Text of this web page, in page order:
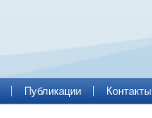
Публикации Контакты